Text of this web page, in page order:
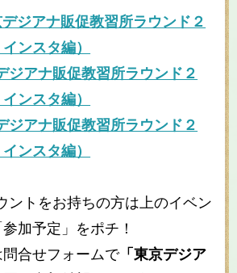
デジアナ販促教習所ラウンド２
ンスタ編）
ジアナ販促教習所ラウンド２
ンスタ編）
ジアナ販促教習所ラウンド２
ンスタ編）
ントをお持ちの方は上のイベン
加予定」をポチ！
合せフォームで「東京デジア